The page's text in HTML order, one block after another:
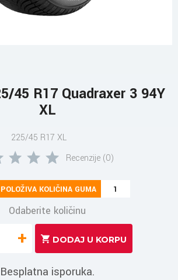
45 R17 Quadraxer 3 94Y
XL
225/45 R17 XL
Recenzije (0)
KOLIČINA GUMA 1
Odaberite količinu
+
Besplatna isporuka.